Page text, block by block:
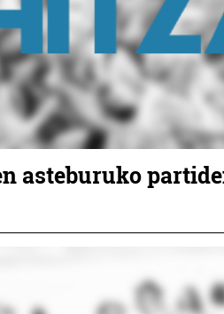
asteburuko
Aholkularitza